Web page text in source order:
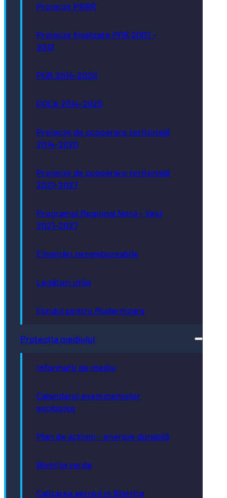
Proiecte PNRR
Proiecte finalizate POR 2007 -
2013
POR 2014-2020
POCA 2014-2020
Proiecte de cooperare teritorială
2014-2020
Proiecte de cooperare teritorială
2021-2027
Programul Regional Nord - Vest
2021-2027
Finanțări nerambursabile
Legături utile
Fondul pentru Modernizare
Protecția mediului
Informații de mediu
Calendarul evenimentelor
ecologice
Plan de acțiuni - energie durabilă
Bistrița verde
Calitatea aerului în Bistrița